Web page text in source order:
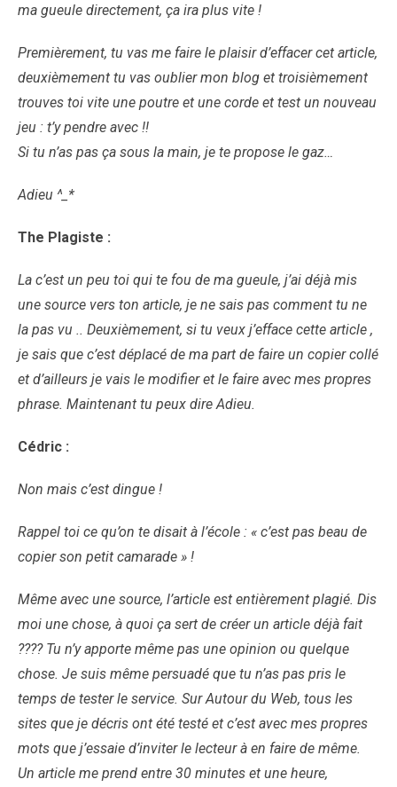
ma gueule directement, ça ira plus vite !
Premièrement, tu vas me faire le plaisir d’effacer cet article,
deuxièmement tu vas oublier mon blog et troisièmement
trouves toi vite une poutre et une corde et test un nouveau
jeu : t’y pendre avec !!
Si tu n’as pas ça sous la main, je te propose le gaz…
Adieu ^_*
The Plagiste :
La c’est un peu toi qui te fou de ma gueule, j’ai déjà mis
une source vers ton article, je ne sais pas comment tu ne
la pas vu .. Deuxièmement, si tu veux j’efface cette article ,
je sais que c’est déplacé de ma part de faire un copier collé
et d’ailleurs je vais le modifier et le faire avec mes propres
phrase. Maintenant tu peux dire Adieu.
Cédric :
Non mais c’est dingue !
Rappel toi ce qu’on te disait à l’école : « c’est pas beau de
copier son petit camarade » !
Même avec une source, l’article est entièrement plagié. Dis
moi une chose, à quoi ça sert de créer un article déjà fait
???? Tu n’y apporte même pas une opinion ou quelque
chose. Je suis même persuadé que tu n’as pas pris le
temps de tester le service. Sur Autour du Web, tous les
sites que je décris ont été testé et c’est avec mes propres
mots que j’essaie d’inviter le lecteur à en faire de même.
Un article me prend entre 30 minutes et une heure,